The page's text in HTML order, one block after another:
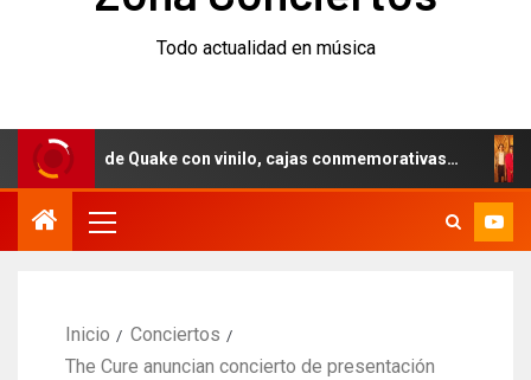
Todo actualidad en música
de Quake con vinilo, cajas conmemorativas…
Inicio
Conciertos
The Cure anuncian concierto de presentación